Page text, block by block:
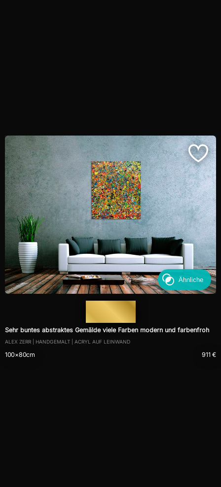
Ähnliche
— 607 —
Sehr buntes abstraktes Gemälde viele Farben modern und farbenfroh
ALEX ZERR | HANDGEMALT | ACRYL AUF LEINWAND
100×80cm 911 €